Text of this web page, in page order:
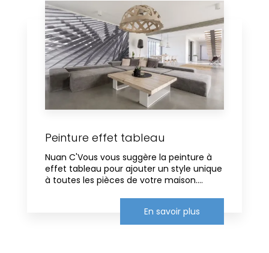
Peinture effet tableau
Nuan C'Vous vous suggère la peinture à
effet tableau pour ajouter un style unique
à toutes les pièces de votre maison....
En savoir plus